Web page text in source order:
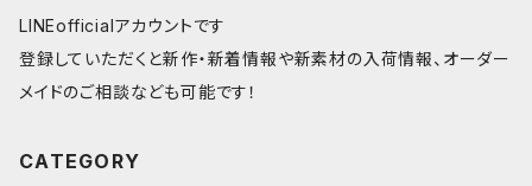
LINEofficialアカウントです
登録していただくと新作・新着情報や新素材の入荷情報、オーダー
メイドのご相談なども可能です！
CATEGORY